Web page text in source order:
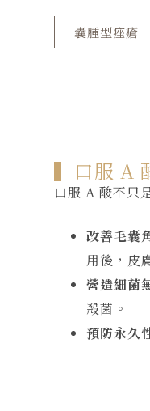
囊腫型痤瘡
▍口服 A
口服 A 酸不只
改善毛囊
用後，皮
營造細菌
殺菌。
預防永久